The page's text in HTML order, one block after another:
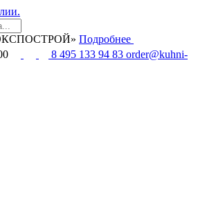
Подробнее
8 495 133 94 83 order@kuhni-